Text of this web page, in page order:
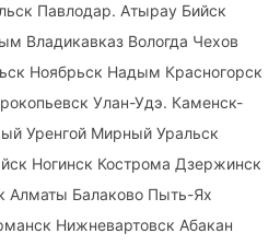
Павлодар. Атырау Бийск
Владикавказ Вологда Чехов
Ноябрьск Надым Красногорск
Улан-Удэ. Каменск-
Уренгой Мирный Уральск
Ногинск Кострома Дзержинск
Алматы Балаково Пыть-Ях
Нижневартовск Абакан